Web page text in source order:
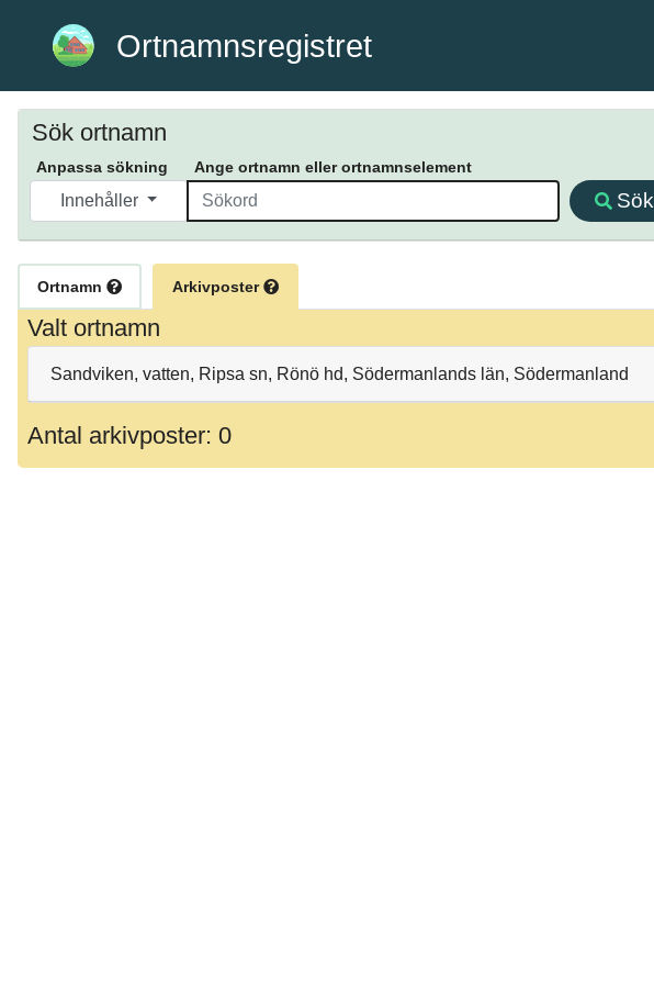
Ortnamnsregistret
Sök ortnamn
Anpassa sökning Ange ortnamn eller ortnamnselement
Innehåller Sök
Ortnamn Arkivposter
Valt ortnamn
Sandviken, vatten, Ripsa sn, Rönö hd, Södermanlands län, Södermanland
Antal arkivposter: 0